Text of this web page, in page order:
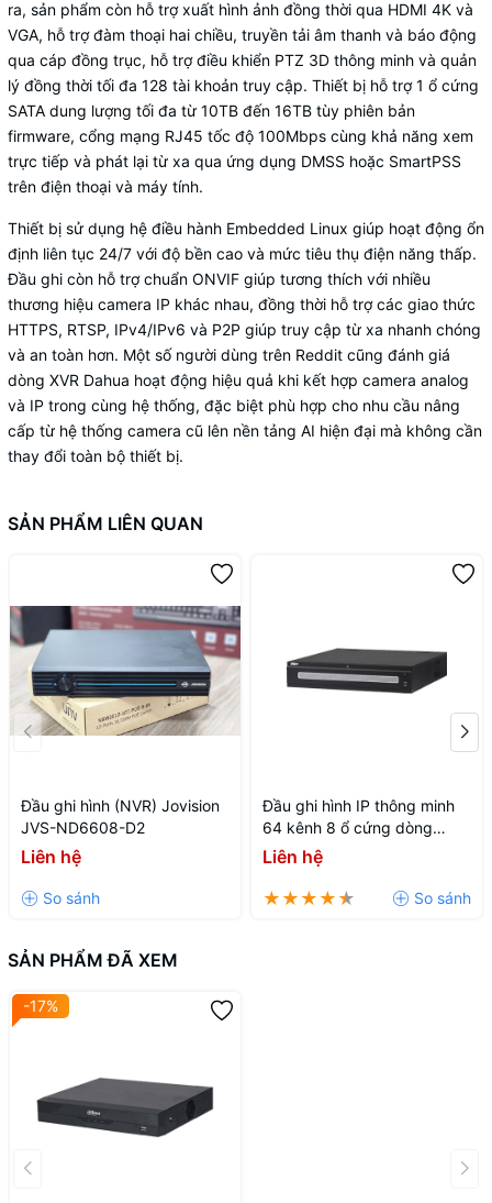
ra, sản phẩm còn hỗ trợ xuất hình ảnh đồng thời qua HDMI 4K và
VGA, hỗ trợ đàm thoại hai chiều, truyền tải âm thanh và báo động
qua cáp đồng trục, hỗ trợ điều khiển PTZ 3D thông minh và quản
lý đồng thời tối đa 128 tài khoản truy cập. Thiết bị hỗ trợ 1 ổ cứng
SATA dung lượng tối đa từ 10TB đến 16TB tùy phiên bản
firmware, cổng mạng RJ45 tốc độ 100Mbps cùng khả năng xem
trực tiếp và phát lại từ xa qua ứng dụng DMSS hoặc SmartPSS
trên điện thoại và máy tính.
Thiết bị sử dụng hệ điều hành Embedded Linux giúp hoạt động ổn
định liên tục 24/7 với độ bền cao và mức tiêu thụ điện năng thấp.
Đầu ghi còn hỗ trợ chuẩn ONVIF giúp tương thích với nhiều
thương hiệu camera IP khác nhau, đồng thời hỗ trợ các giao thức
HTTPS, RTSP, IPv4/IPv6 và P2P giúp truy cập từ xa nhanh chóng
và an toàn hơn. Một số người dùng trên Reddit cũng đánh giá
dòng XVR Dahua hoạt động hiệu quả khi kết hợp camera analog
và IP trong cùng hệ thống, đặc biệt phù hợp cho nhu cầu nâng
cấp từ hệ thống camera cũ lên nền tảng AI hiện đại mà không cần
thay đổi toàn bộ thiết bị.
SẢN PHẨM LIÊN QUAN
Đầu ghi hình (NVR) Jovision
JVS-ND6608-D2
Liên hệ
Đầu ghi hình IP thông minh
64 kênh 8 ổ cứng dòng
WIZMIND DHI-NVR608H-
Liên hệ
SẢN PHẨM ĐÃ XEM
-17%